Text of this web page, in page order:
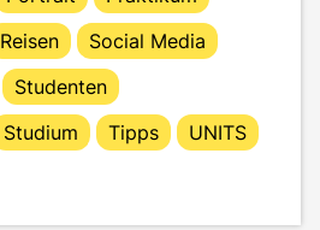
Reisen
Social Media
Studenten
Studium Tipps
UNITS